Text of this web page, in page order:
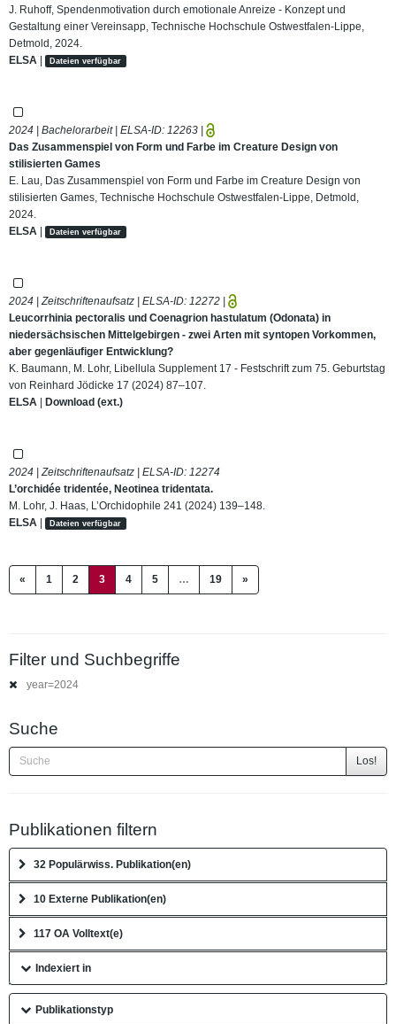
J. Ruhoff, Spendenmotivation durch emotionale Anreize - Konzept und
Gestaltung einer Vereinsapp, Technische Hochschule Ostwestfalen-Lippe,
Detmold, 2024.
ELSA | Dateien verfügbar
2024 | Bachelorarbeit | ELSA-ID: 12263 |
Das Zusammenspiel von Form und Farbe im Creature Design von
stilisierten Games
E. Lau, Das Zusammenspiel von Form und Farbe im Creature Design von
stilisierten Games, Technische Hochschule Ostwestfalen-Lippe, Detmold,
2024.
ELSA | Dateien verfügbar
2024 | Zeitschriftenaufsatz | ELSA-ID: 12272 |
Leucorrhinia pectoralis und Coenagrion hastulatum (Odonata) in
niedersächsischen Mittelgebirgen - zwei Arten mit syntopen Vorkommen,
aber gegenläufiger Entwicklung?
K. Baumann, M. Lohr, Libellula Supplement 17 - Festschrift zum 75. Geburtstag
von Reinhard Jödicke 17 (2024) 87–107.
ELSA | Download (ext.)
2024 | Zeitschriftenaufsatz | ELSA-ID: 12274
L’orchidée tridentée, Neotinea tridentata.
M. Lohr, J. Haas, L’Orchidophile 241 (2024) 139–148.
ELSA | Dateien verfügbar
« 1 2 3(current)
4 5 … 19 »
Filter und Suchbegriffe
year=2024
Suche
Los!
Publikationen filtern
32 Populärwiss. Publikation(en)
10 Externe Publikation(en)
117 OA Volltext(e)
Indexiert in
Publikationstyp